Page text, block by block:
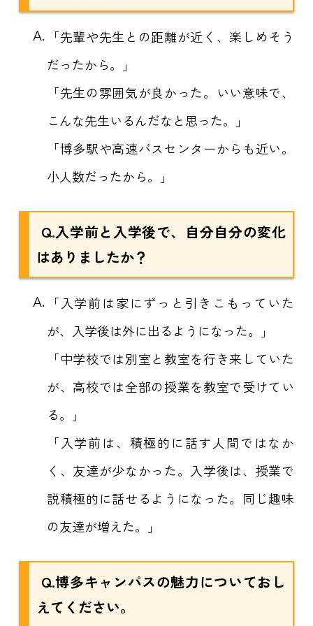
A.
「先輩や先生との距離が近く、楽しめそう
だったから。」
「先生の雰囲気が良かった。いい意味で、
こんな先生いるんだなと思った。」
「博多駅や高速バスセンターからも近い。
小人数だったから。」
Q.入学前と入学後で、自分自分の変化
はありましたか？
A.
「入学前は家にずっと引きこもっていた
が、入学後は外に出るようになった。」
「中学校では別室と教室を行き来していた
が、高校では全部の授業を教室で受けてい
る。」
「入学前は、積極的に話す人間ではなか
く、友達が少なかった。入学後は、授業で
説積極的に話せるようになった。同じ趣味
の友達が増えた。」
Q.博多キャンパスの魅力についておし
えてください。